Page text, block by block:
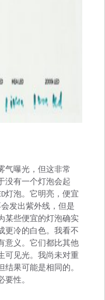
气曝光，但这非常
没有一个灯泡会起
灯泡。它明亮，便宜
发出紫外线，但是
某些便宜的灯泡确实
更冷的白色。我看不
意义。它们都比其他
可见光。我尚未对重
果可能是相同的。
性。